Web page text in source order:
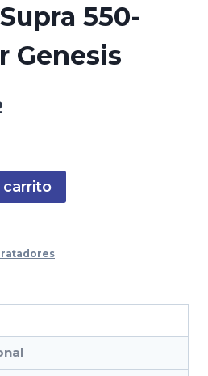
550-
Genesis
es:
carrito